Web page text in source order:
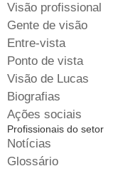
Visão profissional
Gente de visão
Entre-vista
Ponto de vista
Visão de Lucas
Biografias
Ações sociais
Profissionais do setor
Notícias
Glossário